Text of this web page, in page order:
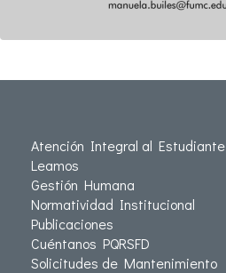
Atención Integral al Estudiante
Leamos
Gestión Humana
Normatividad Institucional
Publicaciones
Cuéntanos PQRSFD
Solicitudes de Mantenimiento